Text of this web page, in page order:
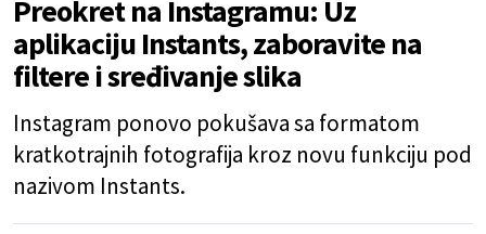
Preokret na Instagramu: Uz
aplikaciju Instants, zaboravite na
filtere i sređivanje slika
Instagram ponovo pokušava sa formatom
kratkotrajnih fotografija kroz novu funkciju pod
nazivom Instants.